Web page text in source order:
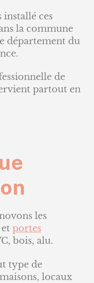
installé ces
la commune
département du
de
partout en
les
portes
bois, alu.
type de
locaux